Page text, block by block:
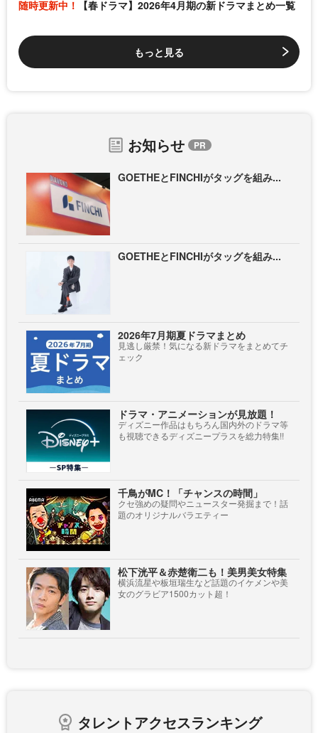
随時更新中！ 【春ドラマ】2026年4月期の新ドラマまとめ一覧
もっと見る
お知らせ
GOETHEとFINCHIがタッグを組み...
GOETHEとFINCHIがタッグを組み...
2026年7月期夏ドラマまとめ
見逃し厳禁！気になる新ドラマをまとめてチ
ェック
ドラマ・アニメーションが見放題！
ディズニー作品はもちろん国内外のドラマ等
も視聴できるディズニープラスを総力特集!!
千鳥がMC！「チャンスの時間」
クセ強めの疑問やニュースター発掘まで！話
題のオリジナルバラエティー
松下洸平＆赤楚衛二も！美男美女特集
横浜流星や板垣瑞生など話題のイケメンや美
女のグラビア1500カット超！
タレントアクセスランキング